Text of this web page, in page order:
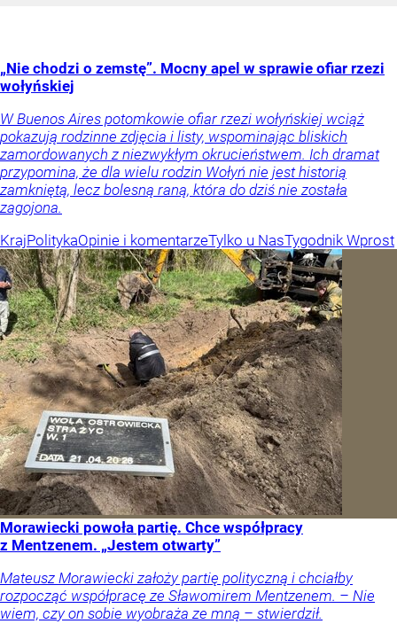
„Nie chodzi o zemstę”. Mocny apel w sprawie ofiar rzezi
wołyńskiej
W Buenos Aires potomkowie ofiar rzezi wołyńskiej wciąż
pokazują rodzinne zdjęcia i listy, wspominając bliskich
zamordowanych z niezwykłym okrucieństwem. Ich dramat
przypomina, że dla wielu rodzin Wołyń nie jest historią
zamkniętą, lecz bolesną raną, która do dziś nie została
zagojona.
KrajPolitykaOpinie i komentarzeTylko u NasTygodnik Wprost
Morawiecki powoła partię. Chce współpracy
z Mentzenem. „Jestem otwarty”
Mateusz Morawiecki założy partię polityczną i chciałby
rozpocząć współpracę ze Sławomirem Mentzenem. – Nie
wiem, czy on sobie wyobraża ze mną – stwierdził.